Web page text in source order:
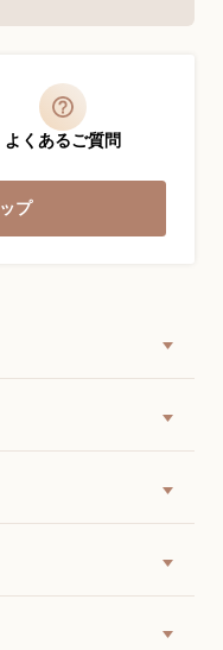
よくあるご質問
プ